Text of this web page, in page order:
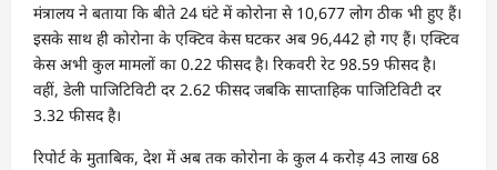
मंत्रालय ने बताया कि बीते 24 घंटे में कोरोना से 10,677 लोग ठीक भी हुए हैं।
इसके साथ ही कोरोना के एक्टिव केस घटकर अब 96,442 हो गए हैं। एक्टिव
केस अभी कुल मामलों का 0.22 फीसद है। रिकवरी रेट 98.59 फीसद है।
वहीं, डेली पाजिटिविटी दर 2.62 फीसद जबकि साप्ताहिक पाजिटिविटी दर
3.32 फीसद है।
रिपोर्ट के मुताबिक, देश में अब तक कोरोना के कुल 4 करोड़ 43 लाख 68